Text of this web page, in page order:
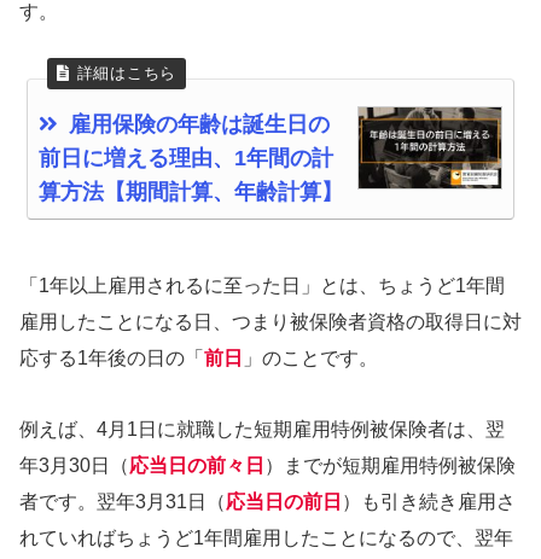
す。
雇用保険の年齢は誕生日の
前日に増える理由、1年間の計
算方法【期間計算、年齢計算】
「1年以上雇用されるに至った日」とは、ちょうど1年間
雇用したことになる日、つまり被保険者資格の取得日に対
応する1年後の日の「 前日 」のことです。
例えば、4月1日に就職した短期雇用特例被保険者は、翌
年3月30日（応当日の前々日 ）までが短期雇用特例被保険
者です。翌年3月31日（応当日の前日 ）も引き続き雇用さ
れていればちょうど1年間雇用したことになるので、翌年